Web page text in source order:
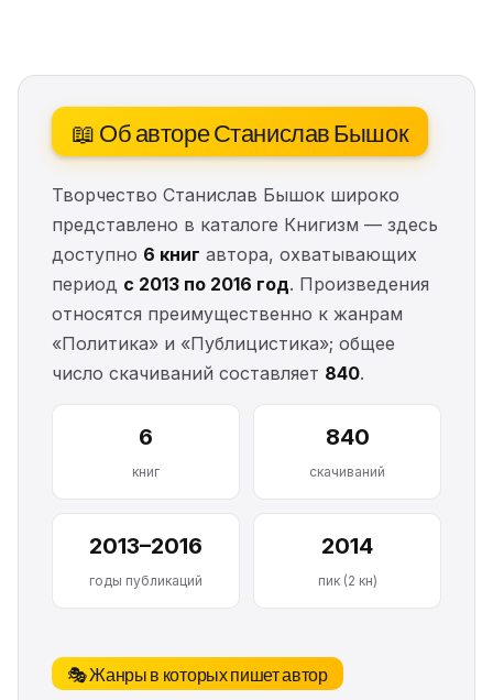
📖 Об авторе Станислав Бышок
Творчество Станислав Бышок широко
представлено в каталоге Книгизм — здесь
доступно 6 книг автора, охватывающих
период с 2013 по 2016 год. Произведения
относятся преимущественно к жанрам
«Политика» и «Публицистика»; общее
число скачиваний составляет 840.
6
книг
840
скачиваний
2013–2016
годы публикаций
2014
пик (2 кн)
🎭 Жанры в которых пишет автор